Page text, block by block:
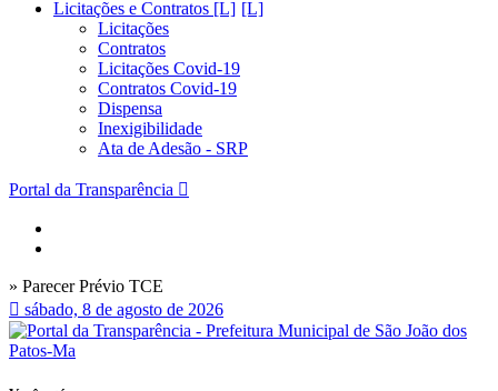
Licitações e Contratos [L]
Licitações
Contratos
Licitações Covid-19
Contratos Covid-19
Dispensa
Inexigibilidade
Ata de Adesão - SRP
Portal da Transparência
» Parecer Prévio TCE
sábado, 8 de agosto de 2026